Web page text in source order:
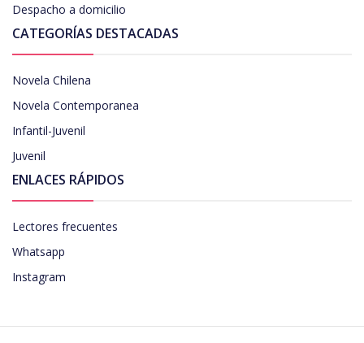
Despacho a domicilio
CATEGORÍAS DESTACADAS
Novela Chilena
Novela Contemporanea
Infantil-Juvenil
Juvenil
ENLACES RÁPIDOS
Lectores frecuentes
Whatsapp
Instagram